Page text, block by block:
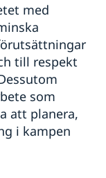
med
till respekt
som
att planera,
i kampen